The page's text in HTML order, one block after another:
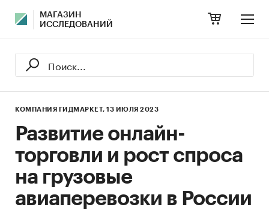
МАГАЗИН
ИССЛЕДОВАНИЙ
КОМПАНИЯ ГИДМАРКЕТ, 13 ИЮЛЯ 2023
Развитие онлайн-
торговли и рост спроса
на грузовые
авиаперевозки в России